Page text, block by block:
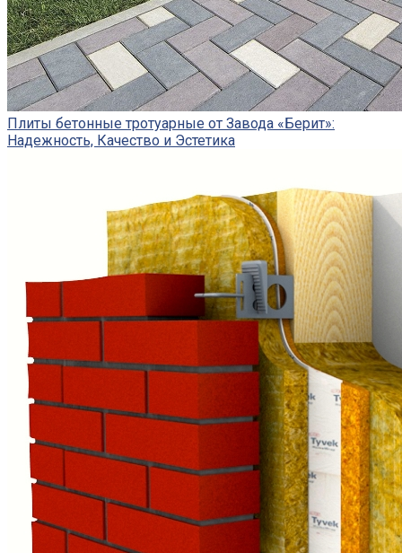
Плиты бетонные тротуарные от Завода «Берит»:
Надежность, Качество и Эстетика